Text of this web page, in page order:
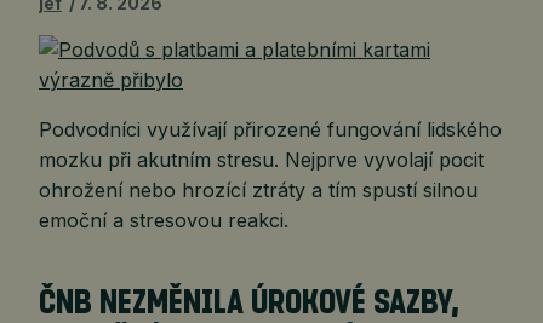
Podvodníci využívají přirozené fungování lidského
mozku při akutním stresu. Nejprve vyvolají pocit
ohrožení nebo hrozící ztráty a tím spustí silnou
emoční a stresovou reakci.
ČNB NEZMĚNILA ÚROKOVÉ SAZBY,